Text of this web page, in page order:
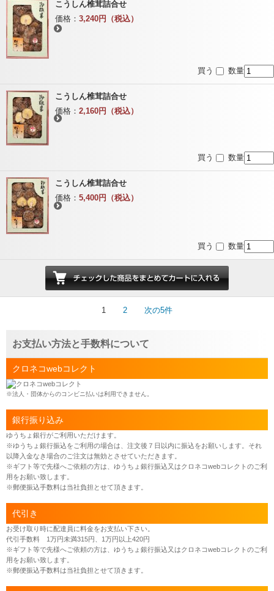
こうしん椎茸詰合せ
価格： 3,240円（税込）
買う 数量
こうしん椎茸詰合せ
価格： 2,160円（税込）
買う 数量
こうしん椎茸詰合せ
価格： 5,400円（税込）
買う 数量
1 2 次の5件
お支払い方法と手数料について
クロネコwebコレクト
※法人・団体からのコンビニ払いは利用できません。
銀行振り込み
ゆうちょ銀行がご利用いただけます。
※ゆうちょ銀行振込をご利用の場合は、注文後７日以内に振込をお願いします。それ
以降入金なき場合のご注文は無効とさせていただきます。
※ギフト等で先様へご依頼の方は、ゆうちょ銀行振込又はクロネコwebコレクトのご利
用をお願い致します。
※郵便振込手数料は当社負担とせて頂きます。
代引き
お受け取り時に配達員に料金をお支払い下さい。
代引手数料 1万円未満315円、1万円以上420円
※ギフト等で先様へご依頼の方は、ゆうちょ銀行振込又はクロネコwebコレクトのご利
用をお願い致します。
※郵便振込手数料は当社負担とせて頂きます。